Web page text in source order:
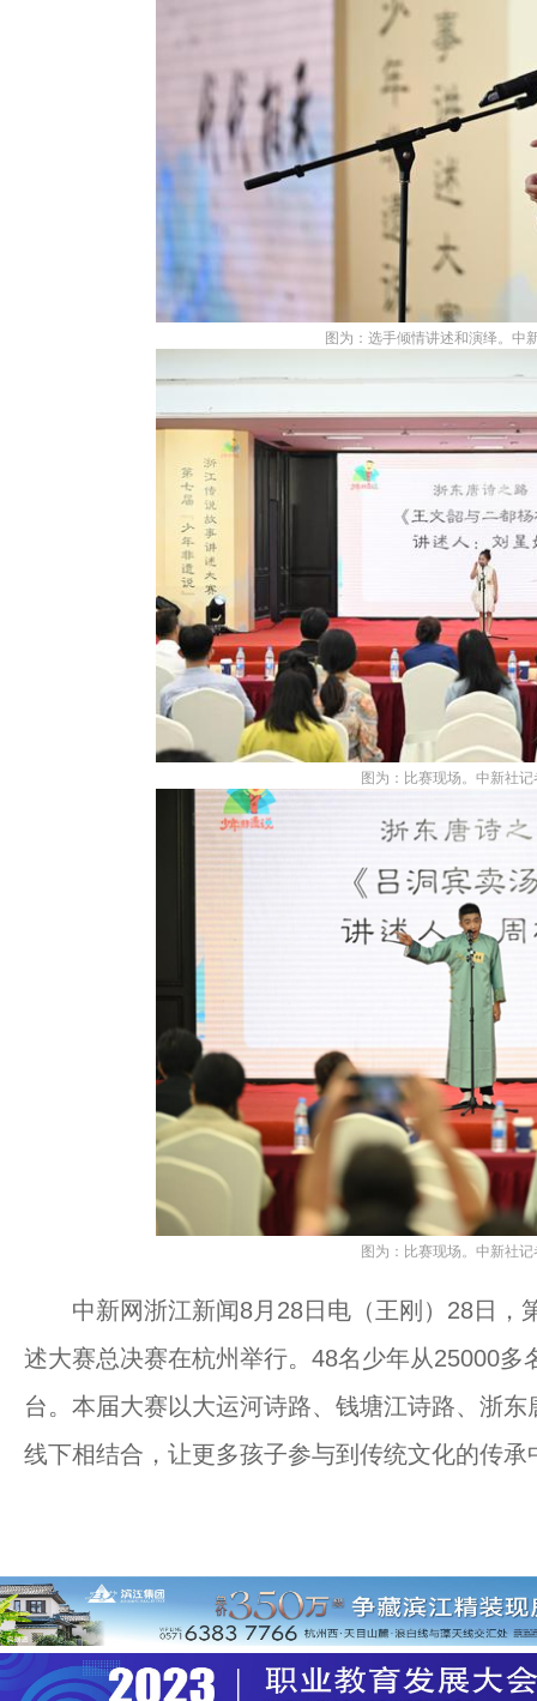
图为：选手倾情讲述和演绎。中
图为：比赛现场。中新社
图为：比赛现场。中新社记
中新网浙江新闻8月28日电（王刚）28日，
述大赛总决赛在杭州举行。48名少年从25000
台。本届大赛以大运河诗路、钱塘江诗路、浙
线下相结合，让更多孩子参与到传统文化的传承